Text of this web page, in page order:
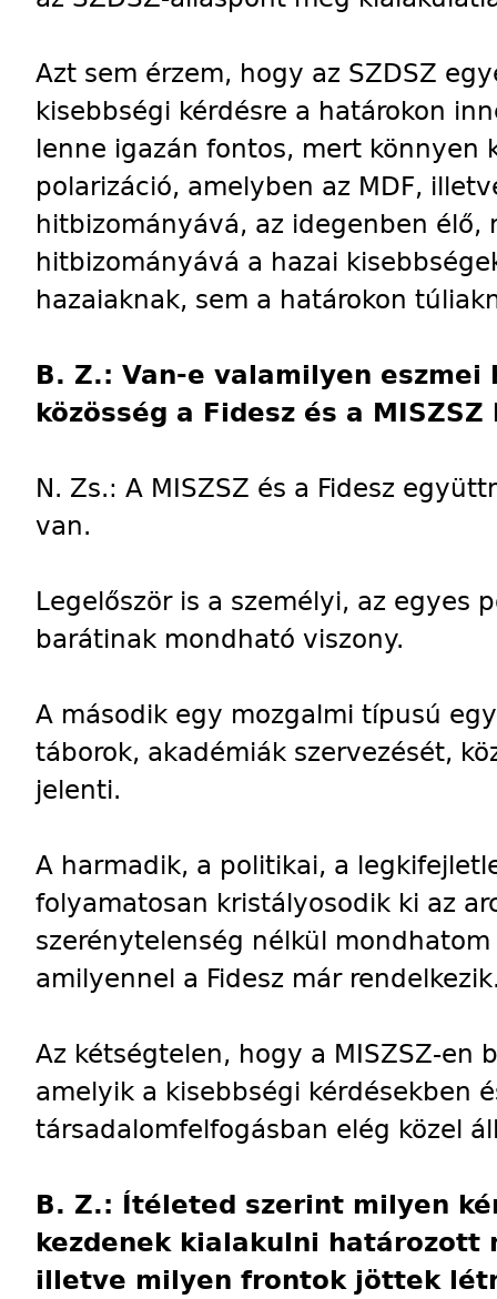
Azt sem érzem, hogy az SZDSZ
kisebbségi kérdésre a határokon
lenne igazán fontos, mert könnyen
polarizáció, amelyben az MDF,
hitbizományává, az idegenben élő,
hitbizományává a hazai
hazaiaknak, sem a határokon
B. Z.: Van-e valamilyen
közösség a Fidesz és a MISZSZ
N. Zs.: A MISZSZ és a Fidesz
van.
Legelőször is a személyi, az egyes
barátinak mondható viszony.
A második egy mozgalmi típusú
táborok, akadémiák szervezését,
jelenti.
A harmadik, a politikai, a
folyamatosan kristályosodik ki az
szerénytelenség nélkül
amilyennel a Fidesz már
Az kétségtelen, hogy a MISZSZ-en
amelyik a kisebbségi kérdésekben
társadalomfelfogásban elég közel
B. Z.: Ítéleted szerint milyen
kezdenek kialakulni
illetve milyen frontok jöttek